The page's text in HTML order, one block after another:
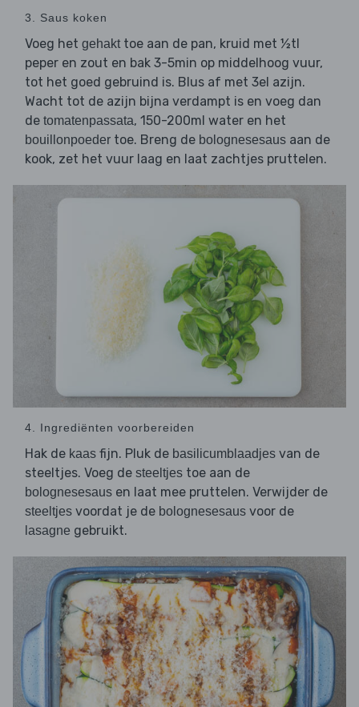
3. Saus koken
Voeg het gehakttoe aan de pan, kruid met ½tl
peper en zout en bak 3-5min op middelhoog vuur,
tot het goed gebruind is. Blus af met 3el azijn.
Wacht tot de azijn bijna verdampt is en voeg dan
de tomatenpassata, 150-200ml water en het
bouillonpoeder toe. Breng de bolognesesaus aan de
kook, zet het vuur laag en laat zachtjes pruttelen.
4. Ingrediënten voorbereiden
Hak de kaas fijn. Pluk de basilicumblaadjes van de
steeltjes. Voeg de steeltjes toe aan de
bolognesesaus en laat mee pruttelen. Verwijder de
steeltjes voordat je de bolognesesaus voor de
lasagne gebruikt.